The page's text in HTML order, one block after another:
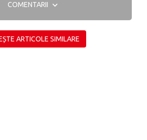
COMENTARII
ARTICOLE SIMILARE